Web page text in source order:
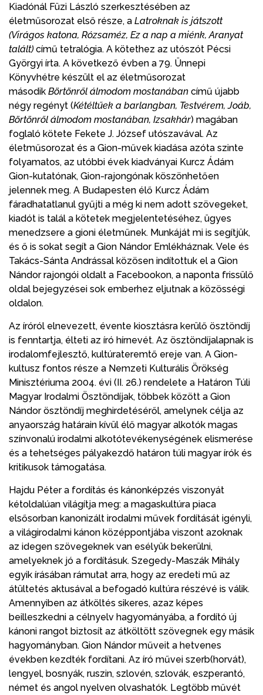
Kiadónál Füzi László szerkesztésében az
életműsorozat első része, a Latroknak is játszott
(Virágos katona, Rózsaméz, Ez a nap a miénk, Aranyat
talált) című tetralógia. A kötethez az utószót Pécsi
Györgyi írta. A következő évben a 79. Ünnepi
Könyvhétre készült el az életműsorozat
második Börtönről álmodom mostanában című újabb
négy regényt (Kétéltűek a barlangban, Testvérem, Joáb,
Börtönről álmodom mostanában, Izsakhár) magában
foglaló kötete Fekete J. József utószavával. Az
életműsorozat és a Gion-művek kiadása azóta szinte
folyamatos, az utóbbi évek kiadványai Kurcz Ádám
Gion-kutatónak, Gion-rajongónak köszönhetően
jelennek meg. A Budapesten élő Kurcz Ádám
fáradhatatlanul gyűjti a még ki nem adott szövegeket,
kiadót is talál a kötetek megjelentetéséhez, ügyes
menedzsere a gioni életműnek. Munkáját mi is segítjük,
és ő is sokat segít a Gion Nándor Emlékháznak. Vele és
Takács-Sánta Andrással közösen indítottuk el a Gion
Nándor rajongói oldalt a Facebookon, a naponta frissülő
oldal bejegyzései sok emberhez eljutnak a közösségi
oldalon.
Az íróról elnevezett, évente kiosztásra kerülő ösztöndíj
is fenntartja, élteti az író hírnevét. Az ösztöndíjalapnak is
irodalomfejlesztő, kultúrateremtő ereje van. A Gion-
kultusz fontos része a Nemzeti Kulturális Örökség
Minisztériuma 2004. évi (II. 26.) rendelete a Határon Túli
Magyar Irodalmi Ösztöndíjak, többek között a Gion
Nándor ösztöndíj meghirdetéséről, amelynek célja az
anyaország határain kívül élő magyar alkotók magas
színvonalú irodalmi alkotótevékenységének elismerése
és a tehetséges pályakezdő határon túli magyar írók és
kritikusok támogatása.
Hajdu Péter a fordítás és kánonképzés viszonyát
kétoldalúan világítja meg: a magaskultúra piaca
elsősorban kanonizált irodalmi művek fordítását igényli,
a világirodalmi kánon középpontjába viszont azoknak
az idegen szövegeknek van esélyük bekerülni,
amelyeknek jó a fordításuk. Szegedy-Maszák Mihály
egyik írásában rámutat arra, hogy az eredeti mű az
átültetés aktusával a befogadó kultúra részévé is válik.
Amennyiben az átköltés sikeres, azaz képes
beilleszkedni a célnyelv hagyományába, a fordító új
kánoni rangot biztosít az átköltött szövegnek egy másik
hagyományban. Gion Nándor műveit a hetvenes
években kezdték fordítani. Az író művei szerb(horvát),
lengyel, bosnyák, ruszin, szlovén, szlovák, eszperantó,
német és angol nyelven olvashatók. Legtöbb művét